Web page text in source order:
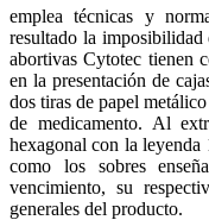
emplea técnicas y
resultado la
abortivas Cytotec tienen
en la presentación de
dos tiras de papel
de medicamento. Al
hexagonal con la leyenda
como los sobres
vencimiento, su
generales del producto.